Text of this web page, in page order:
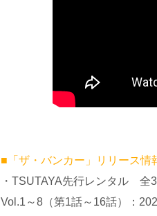
■「ザ・バンカー」リリース情
・TSUTAYA先行レンタル 全
Vol.1～8（第1話～16話）：